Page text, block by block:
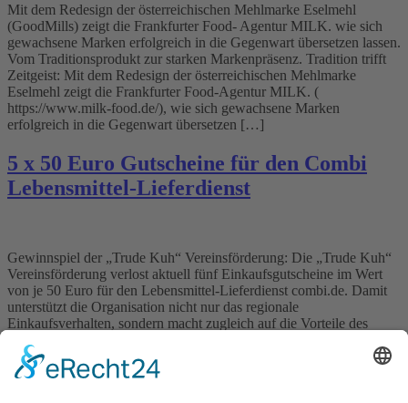
Mit dem Redesign der österreichischen Mehlmarke Eselmehl
(GoodMills) zeigt die Frankfurter Food- Agentur MILK. wie sich
gewachsene Marken erfolgreich in die Gegenwart übersetzen lassen.
Vom Traditionsprodukt zur starken Markenpräsenz. Tradition trifft
Zeitgeist: Mit dem Redesign der österreichischen Mehlmarke
Eselmehl zeigt die Frankfurter Food-Agentur MILK. (
https://www.milk-food.de/), wie sich gewachsene Marken
erfolgreich in die Gegenwart übersetzen […]
5 x 50 Euro Gutscheine für den Combi
Lebensmittel-Lieferdienst
Gewinnspiel der „Trude Kuh“ Vereinsförderung: Die „Trude Kuh“
Vereinsförderung verlost aktuell fünf Einkaufsgutscheine im Wert
von je 50 Euro für den Lebensmittel-Lieferdienst combi.de. Damit
unterstützt die Organisation nicht nur das regionale
Einkaufsverhalten, sondern macht zugleich auf die Vorteile des
Einkauf nicht mehr im vollen Supermarkt erledigen will, profitiert
beim […]